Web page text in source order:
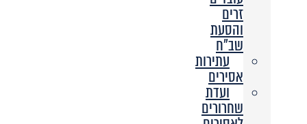
זרים
והסעת
שב”ח
עתירות
אסירים
ועדת
שחרורים